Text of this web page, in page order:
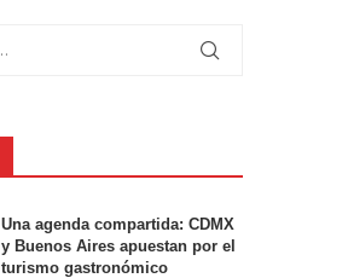
Una agenda compartida: CDMX
y Buenos Aires apuestan por el
turismo gastronómico